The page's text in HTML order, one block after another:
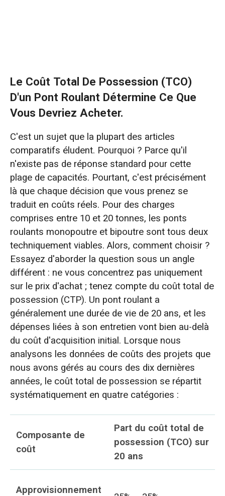
Le Coût Total De Possession (TCO)
D'un Pont Roulant Détermine Ce Que
Vous Devriez Acheter.
C'est un sujet que la plupart des articles
comparatifs éludent. Pourquoi ? Parce qu'il
n'existe pas de réponse standard pour cette
plage de capacités. Pourtant, c'est précisément
là que chaque décision que vous prenez se
traduit en coûts réels. Pour des charges
comprises entre 10 et 20 tonnes, les ponts
roulants monopoutre et bipoutre sont tous deux
techniquement viables. Alors, comment choisir ?
Essayez d'aborder la question sous un angle
différent : ne vous concentrez pas uniquement
sur le prix d'achat ; tenez compte du coût total de
possession (CTP). Un pont roulant a
généralement une durée de vie de 20 ans, et les
dépenses liées à son entretien vont bien au-delà
du coût d'acquisition initial. Lorsque nous
analysons les données de coûts des projets que
nous avons gérés au cours des dix dernières
années, le coût total de possession se répartit
systématiquement en quatre catégories :
Composante de
coût
Part du coût total de
possession (TCO) sur
20 ans
Approvisionnement